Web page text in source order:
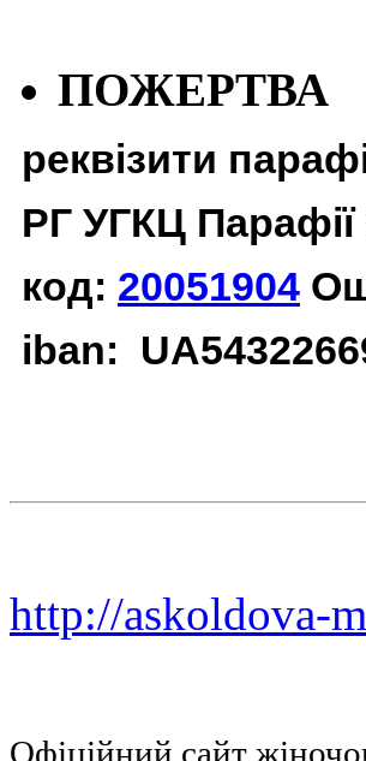
ПОЖЕРТВА
реквізити
РГ УГКЦ
код: 20051904
iban:
http://askoldova-
Офіційний сайт